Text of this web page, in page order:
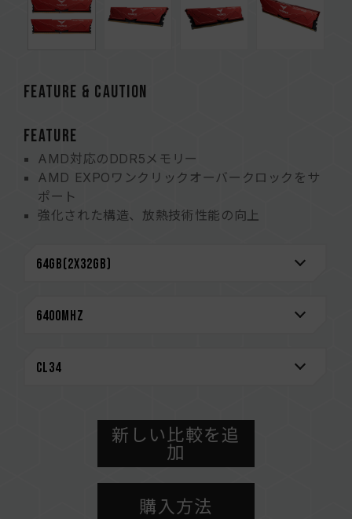
FEATURE & CAUTION
FEATURE
AMD対応のDDR5メモリー
AMD EXPOワンクリックオーバークロックをサ
ポート
強化された構造、放熱技術性能の向上
オンダイECC機能が内蔵され、システムの安定性
厳選された高品質のIC、安定性と信頼性をもたら
CAUTION
メモリを購入する前に、マザーボードメーカーの
QVL（互換性リスト）をご参照ください。
メモリの最大動作周波数は、システムのBIOS設
定、マザーボード、およびCPUの互換性によって
新しい比較を追
加
購入方法